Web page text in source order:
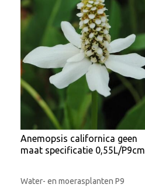
Anemopsis californica geen
maat specificatie 0,55L/P9cm
Water- en moerasplanten P9